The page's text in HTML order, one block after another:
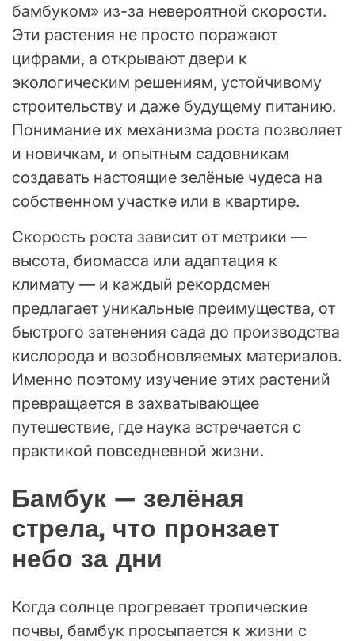
бамбуком» из-за невероятной скорости.
Эти растения не просто поражают
цифрами, а открывают двери к
экологическим решениям, устойчивому
строительству и даже будущему питанию.
Понимание их механизма роста позволяет
и новичкам, и опытным садовникам
создавать настоящие зелёные чудеса на
собственном участке или в квартире.
Скорость роста зависит от метрики —
высота, биомасса или адаптация к
климату — и каждый рекордсмен
предлагает уникальные преимущества, от
быстрого затенения сада до производства
кислорода и возобновляемых материалов.
Именно поэтому изучение этих растений
превращается в захватывающее
путешествие, где наука встречается с
практикой повседневной жизни.
Бамбук — зелёная
стрела, что пронзает
небо за дни
Когда солнце прогревает тропические
почвы, бамбук просыпается к жизни с